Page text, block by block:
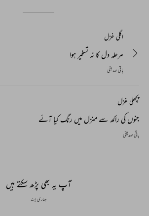
اگلی غزل
مرحلہ دل کا نہ تسخیر ہوا
باقی صدیقی
پچھلی غزل
جنوں کی راکھ سے منزل میں رنگ کیا آئے
باقی صدیقی
آپ یہ بھی پڑھ سکتے ہیں
ہماری پسند